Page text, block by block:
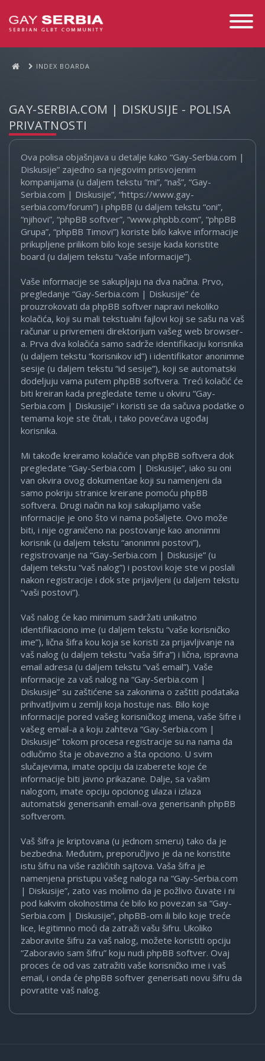
Toggle
INDEX BOARDA
GAY-SERBIA.COM | DISKUSIJE - POLISA
PRIVATNOSTI
Ova polisa objašnjava u detalje kako “Gay-Serbia.com |
Diskusije” zajedno sa njegovim prisvojenim
kompanijama (u daljem tekstu “mi”, “naš”, “Gay-
Serbia.com | Diskusije”, “https://www.gay-
serbia.com/forum”) i phpBB (u daljem tekstu “oni”,
“njihovi”, “phpBB softver”, “www.phpbb.com”, “phpBB
Grupa”, “phpBB Timovi”) koriste bilo kakve informacije
prikupljene prilikom bilo koje sesije kada koristite
board (u daljem tekstu “vaše informacije”).
Vaše informacije se sakupljaju na dva načina. Prvo,
pregledanje “Gay-Serbia.com | Diskusije” će
prouzrokovati da phpBB softver napravi nekoliko
kolačića, koji su mali tekstualni fajlovi koji se sašu na vaš
računar u privremeni direktorijum vašeg web browser-
a. Prva dva kolačića samo sadrže identifikaciju korisnika
(u daljem tekstu “korisnikov id”) i identifikator anonimne
sesije (u daljem tekstu “id sesije”), koji se automatski
dodeljuju vama putem phpBB softvera. Treći kolačić će
biti kreiran kada pregledate teme u okviru “Gay-
Serbia.com | Diskusije” i koristi se da sačuva podatke o
temama koje ste čitali, i tako povećava ugođaj
korisnika.
Mi takođe kreiramo kolačiće van phpBB softvera dok
pregledate “Gay-Serbia.com | Diskusije”, iako su oni
van okvira ovog dokumentae koji su namenjeni da
samo pokriju stranice kreirane pomoću phpBB
softvera. Drugi način na koji sakupljamo vaše
informacije je ono što vi nama pošaljete. Ovo može
biti, i nije ograničeno na: postovanje kao anonimni
korisnik (u daljem tekstu “anonimni postovi”),
registrovanje na “Gay-Serbia.com | Diskusije” (u
daljem tekstu “vaš nalog”) i postovi koje ste vi poslali
nakon registracije i dok ste prijavljeni (u daljem tekstu
“vaši postovi”).
Vaš nalog će kao minimum sadržati unikatno
identifikaciono ime (u daljem tekstu “vaše korisničko
ime”), lična šifra kou koja se koristi za prijavljivanje na
vaš nalog (u daljem tekstu “vaša šifra”) i lična, ispravna
email adresa (u daljem tekstu “vaš email”). Vaše
informacije za vaš nalog na “Gay-Serbia.com |
Diskusije” su zaštićene sa zakonima o zaštiti podataka
prihvatljivim u zemlji koja hostuje nas. Bilo koje
informacije pored vašeg korisničkog imena, vaše šifre i
vašeg email-a a koju zahteva “Gay-Serbia.com |
Diskusije” tokom procesa registracije su na nama da
odlučimo šta je obavezno a šta opciono. U svim
slučajevima, imate opciju da izaberete koje će
informacije biti javno prikazane. Dalje, sa vašim
nalogom, imate opciju opcionog ulaza i izlaza
automatski generisanih email-ova generisanih phpBB
softverom.
Vaš šifra je kriptovana (u jednom smeru) tako da je
bezbedna. Međutim, preporučljivo je da ne koristite
istu šifru na više različitih sajtova. Vaša šifra je
namenjena pristupu vašeg naloga na “Gay-Serbia.com
| Diskusije”, zato vas molimo da je požlivo čuvate i ni
pod kakvim okolnostima će bilo ko povezan sa “Gay-
Serbia.com | Diskusije”, phpBB-om ili bilo koje treće
lice, legitimno moći da zatraži vašu šifru. Ukoliko
zaboravite šifru za vaš nalog, možete koristiti opciju
“Zaboravio sam šifru” koju nudi phpBB softver. Ovaj
proces će od vas zatražiti vaše korisničko ime i vaš
email, i onda će phpBB softver generisati novu šifru da
povratite vaš nalog.